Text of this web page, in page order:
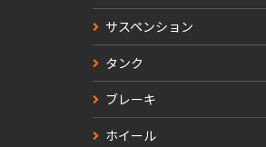
サスペンション
タンク
ブレーキ
ホイール